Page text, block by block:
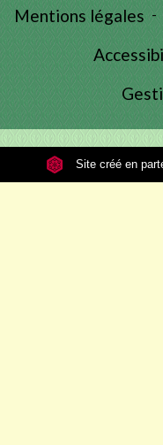
Mentions légales -
Site créé en